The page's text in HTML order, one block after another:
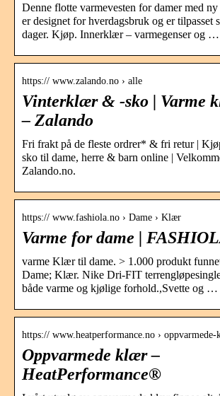
Denne flotte varmevesten for damer med
er designet for hverdagsbruk og er tilpasset
dager. Kjøp. Innerklær – varmegenser og …
https:// www.zalando.no › alle
Vinterklær & -sko | Varme
– Zalando
Fri frakt på de fleste ordrer* & fri retur |
sko til dame, herre & barn online |
Zalando.no.
https:// www.fashiola.no › Dame › Klær
Varme for dame |
varme Klær til dame. > 1.000 produkt
Dame; Klær. Nike Dri-FIT
både varme og kjølige forhold.,Svette og …
https:// www.heatperformance.no › oppvarmede-
Oppvarmede klær –
HeatPerformance®